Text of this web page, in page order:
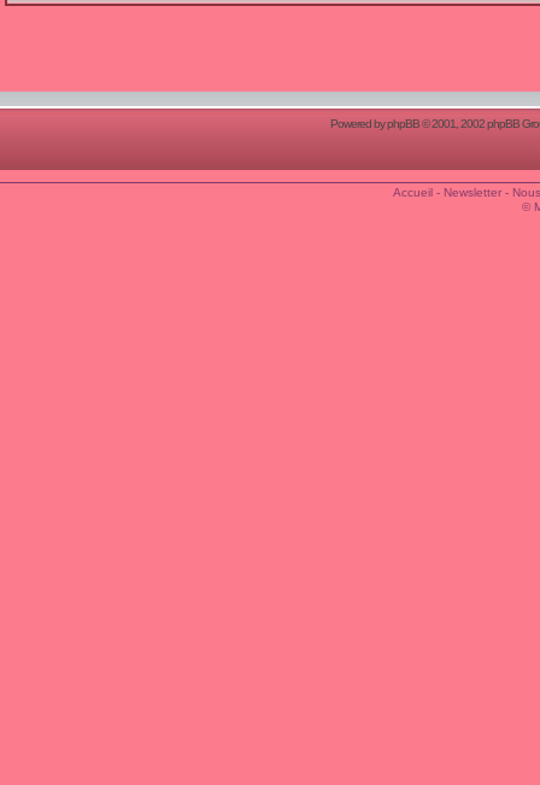
Powered byphpBB© 2001, 2002 phpBB
Accueil- Newsletter-
©